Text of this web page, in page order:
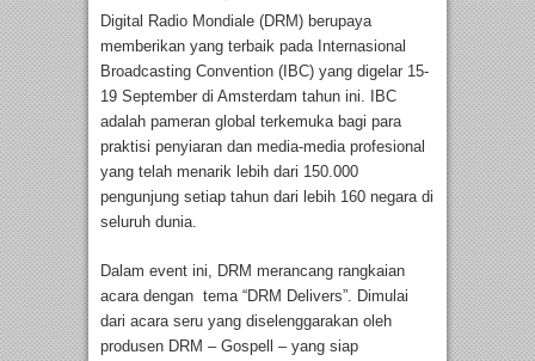
Digital Radio Mondiale (DRM) berupaya
memberikan yang terbaik pada Internasional
Broadcasting Convention (IBC) yang digelar 15-
19 September di Amsterdam tahun ini. IBC
adalah pameran global terkemuka bagi para
praktisi penyiaran dan media-media profesional
yang telah menarik lebih dari 150.000
pengunjung setiap tahun dari lebih 160 negara di
seluruh dunia.
Dalam event ini, DRM merancang rangkaian
acara dengan tema “DRM Delivers”. Dimulai
dari acara seru yang diselenggarakan oleh
produsen DRM – Gospell – yang siap